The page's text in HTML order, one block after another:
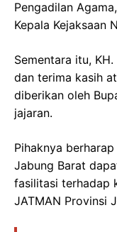
Pengadilan
Kepala Kejaksaan
Sementara itu,
dan terima kasih
diberikan oleh
jajaran.
Pihaknya
Jabung Barat
fasilitasi terhadap
JATMAN Provinsi